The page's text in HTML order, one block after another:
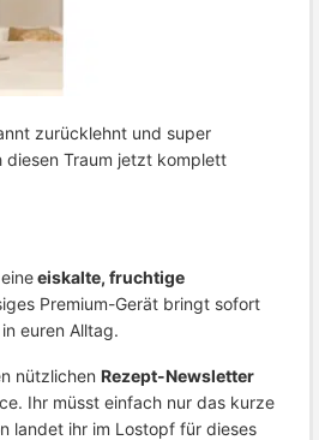
zurücklehnt und super
diesen Traum jetzt komplett
eineeiskalte, fruchtige
Premium-Gerät bringt sofort
euren Alltag.
nützlichen Rezept-Newsletter
Ihr müsst einfach nur das kurze
landet ihr im Lostopf für dieses